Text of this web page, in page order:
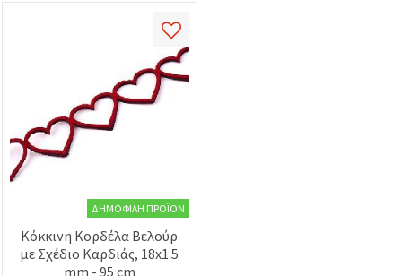
ΔΗΜΟΦΙΛΉ ΠΡΟΪΌΝ
Κόκκινη Κορδέλα Βελούρ
με Σχέδιο Καρδιάς, 18x1.5
mm - 95 cm